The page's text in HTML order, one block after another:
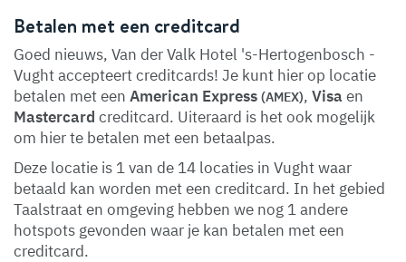
Betalen met een creditcard
Goed nieuws, Van der Valk Hotel 's-Hertogenbosch -
Vught accepteert creditcards! Je kunt hier op locatie
betalen met een American Express (AMEX), Visa en
Mastercard creditcard. Uiteraard is het ook mogelijk
om hier te betalen met een betaalpas.
Deze locatie is 1 van de 14 locaties in Vught waar
betaald kan worden met een creditcard. In het gebied
Taalstraat en omgeving hebben we nog 1 andere
hotspots gevonden waar je kan betalen met een
creditcard.